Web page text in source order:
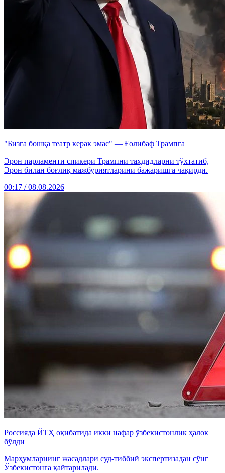
"Бизга бошқа театр керак эмас" — Ғолибаф Трампга
Эрон парламенти спикери Трампни таҳдидларни тўхтатиб,
Эрон билан боғлиқ мажбуриятларини бажаришга чақирди.
00:17 / 08.08.2026
Россияда ЙТҲ оқибатида икки нафар ўзбекистонлик ҳалок
бўлди
Марҳумларнинг жасадлари суд-тиббий экспертизадан сўнг
Ўзбекистонга қайтарилади.